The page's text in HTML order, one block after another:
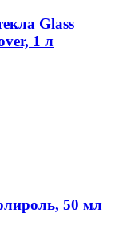
Glass
1 л
50 мл